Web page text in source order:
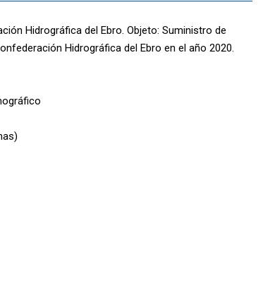
Hidrográfica del Ebro. Objeto: Suministro de
Hidrográfica del Ebro en el año 2020.